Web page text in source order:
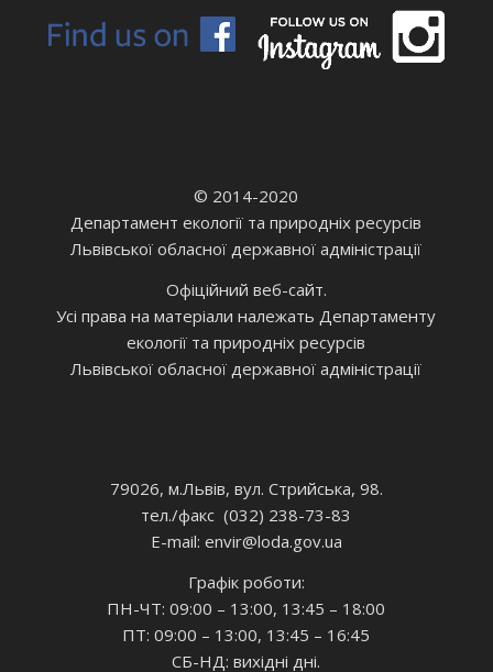
© 2014-2020
Департамент екології та природніх ресурсів
Львівської обласної державної адміністрації
Офіційний веб-сайт.
Усі права на матеріали належать Департаменту
екології та природніх ресурсів
Львівської обласної державної адміністрації
79026, м.Львів, вул. Стрийська, 98.
тел./факс (032) 238-73-83
E-mail: envir@loda.gov.ua
Графік роботи:
ПН-ЧТ: 09:00 – 13:00, 13:45 – 18:00
ПТ: 09:00 – 13:00, 13:45 – 16:45
СБ-НД: вихідні дні.